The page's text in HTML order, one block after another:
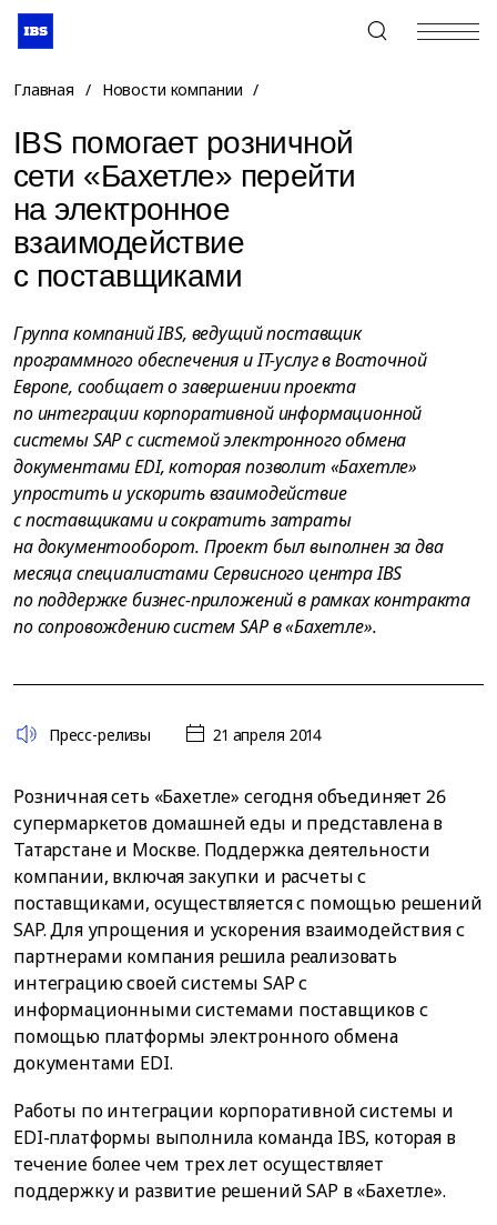
+7 (495) 967-80-80
Главная / Новости компании /
IBS помогает розничной
сети «Бахетле» перейти
на электронное
взаимодействие
с поставщиками
Группа компаний IBS, ведущий поставщик
программного обеспечения и IT-услуг в Восточной
Европе, сообщает о завершении проекта
по интеграции корпоративной информационной
системы SAP с системой электронного обмена
документами EDI, которая позволит «Бахетле»
упростить и ускорить взаимодействие
с поставщиками и сократить затраты
на документооборот. Проект был выполнен за два
месяца специалистами Сервисного центра IBS
по поддержке бизнес-приложений в рамках контракта
по сопровождению систем SAP в «Бахетле».
Пресс-релизы 21 апреля 2014
Розничная сеть «Бахетле» сегодня объединяет 26
супермаркетов домашней еды и представлена в
Татарстане и Москве. Поддержка деятельности
компании, включая закупки и расчеты с
поставщиками, осуществляется с помощью решений
SAP. Для упрощения и ускорения взаимодействия с
партнерами компания решила реализовать
интеграцию своей системы SAP с
информационными системами поставщиков с
помощью платформы электронного обмена
документами EDI.
Работы по интеграции корпоративной системы и
EDI-платформы выполнила команда IBS, которая в
течение более чем трех лет осуществляет
поддержку и развитие решений SAP в «Бахетле».